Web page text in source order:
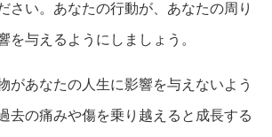
さい。あなたの行動が、あなたの周り
を与えるようにしましょう。
があなたの人生に影響を与えないよう
去の痛みや傷を乗り越えると成長する